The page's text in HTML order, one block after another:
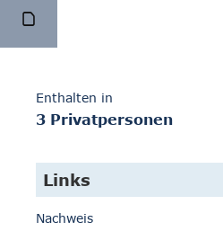
Enthalten in
3 Privatpersonen
Links
Nachweis